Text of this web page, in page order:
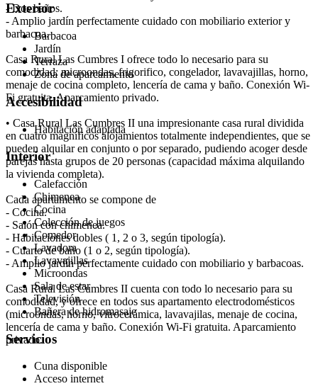
- Dos baños.
- Amplio jardín perfectamente cuidado con mobiliario exterior y
barbacoa.
Casa Rural Las Cumbres I ofrece todo lo necesario para su
comodidad: microondas, frigorifico, congelador, lavavajillas, horno,
menaje de cocina completo, lencería de cama y baño. Conexión Wi-
Fi gratuita. Aparcamiento privado.
• Casa Rural Las Cumbres II una impresionante casa rural dividida
en cuatro magníficos alojamientos totalmente independientes, que se
pueden alquilar en conjunto o por separado, pudiendo acoger desde
parejas hasta grupos de 20 personas (capacidad máxima alquilando
la vivienda completa).
Cada apartamento se compone de
- Cocina.
- Salón con chimenea.
- Habitaciones dobles ( 1, 2 o 3, según tipología).
- Cuarto de baño (1 o 2, según tipología).
- Amplio jardín perfectamente cuidado con mobiliario y barbacoas.
Casa Rural Las Cumbres II cuenta con todo lo necesario para su
comodidad, y ofrece en todos sus apartamento electrodomésticos
(microondas, horno, vitrocerámica, lavavajilas, menaje de cocina,
lencería de cama y baño. Conexión Wi-Fi gratuita. Aparcamiento
privado.
Exterior
Barbacoa
Jardín
Terraza
Zona de aparcamiento
Accesibilidad
Habitación adaptada
Interior
Calefacción
Chimenea
Cocina
Colección de juegos
Comedor
Lavadora
Lavavajillas
Microondas
Sala de estar
Televisión
Bañera de hidromasaje
Servicios
Cuna disponible
Acceso internet